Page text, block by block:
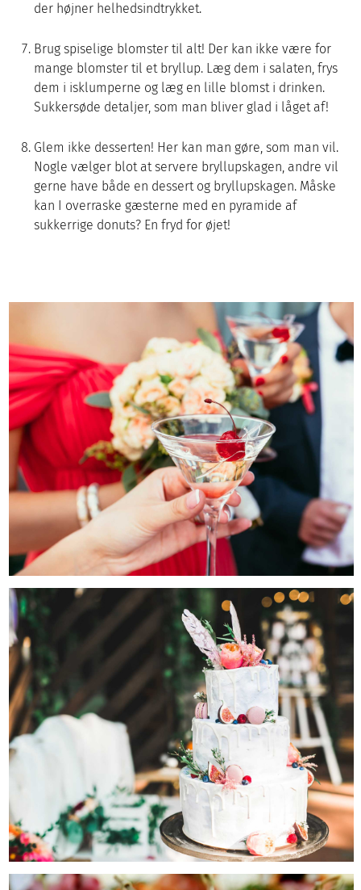
der højner helhedsindtrykket.
Brug spiselige blomster til alt! Der kan ikke være for
mange blomster til et bryllup. Læg dem i salaten, frys
dem i isklumperne og læg en lille blomst i drinken.
Sukkersøde detaljer, som man bliver glad i låget af!
Glem ikke desserten! Her kan man gøre, som man vil.
Nogle vælger blot at servere bryllupskagen, andre vil
gerne have både en dessert og bryllupskagen. Måske
kan I overraske gæsterne med en pyramide af
sukkerrige donuts? En fryd for øjet!